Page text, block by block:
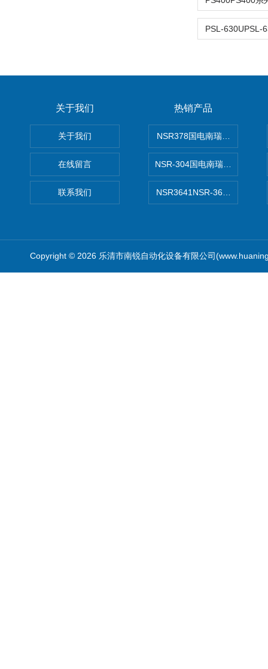
关于我们
关于我们
在线留言
联系我们
热销产品
NSR378国电南瑞NSR-378变
NSR-304国电南瑞NSR-304
NSR3641NSR-3641系列备用
Copyright © 2026 乐清市南锐自动化设备有限公司